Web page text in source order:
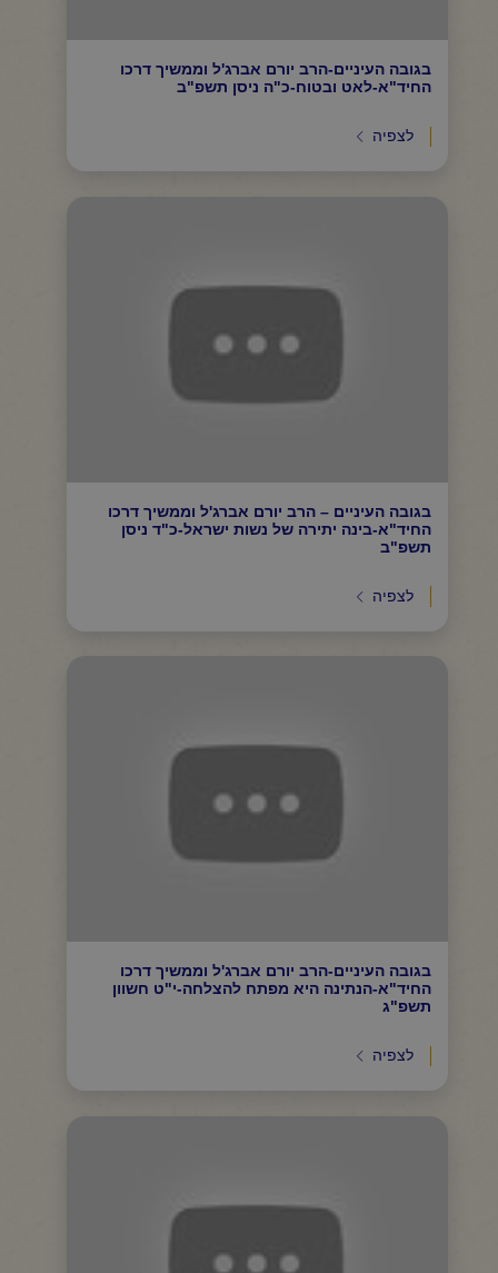
בגובה העיניים-הרב יורם אברג'ל וממשיך דרכו
החיד"א-לאט ובטוח-כ"ה ניסן תשפ"ב
לצפיה
בגובה העיניים – הרב יורם אברג'ל וממשיך דרכו
החיד"א-בינה יתירה של נשות ישראל-כ"ד ניסן
תשפ"ב
לצפיה
בגובה העיניים-הרב יורם אברג'ל וממשיך דרכו
החיד"א-הנתינה היא מפתח להצלחה-י"ט חשוון
תשפ"ג
לצפיה